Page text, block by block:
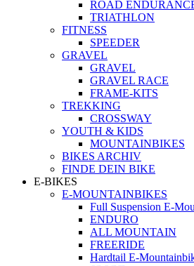
ROAD
TRIATHLON
FITNESS
SPEEDER
GRAVEL
GRAVEL
GRAVEL RACE
FRAME-KITS
TREKKING
CROSSWAY
YOUTH & KIDS
MOUNTAINBIKES
BIKES ARCHIV
FINDE DEIN BIKE
E-BIKES
E-MOUNTAINBIKES
Full Suspension E-
ENDURO
ALL MOUNTAIN
FREERIDE
Hardtail E-